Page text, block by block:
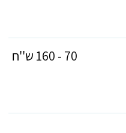
70 - 160 ש''ח